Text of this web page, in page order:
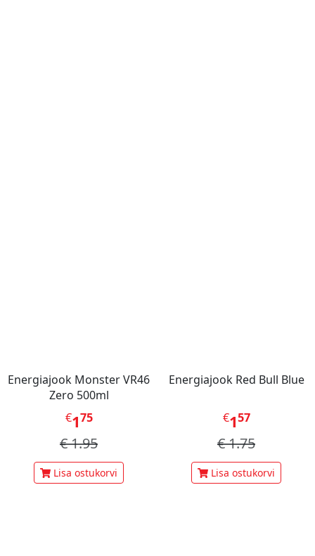
Energiajook Monster VR46
Zero 500ml
€175
€1.95
Lisa ostukorvi
Energiajook Red Bull Blue
€157
€1.75
Lisa ostukorvi